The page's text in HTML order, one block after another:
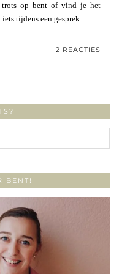
trots op bent of vind je het
iets tijdens een gesprek …
2 REACTIES
BENT!